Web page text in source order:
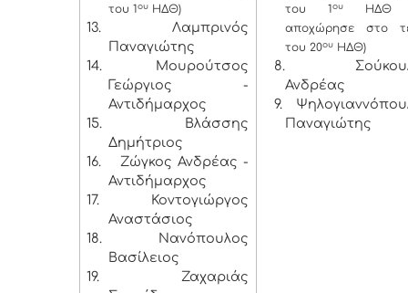
του 1 ουΗΔΘ)
13.
Λαμπρινός
Παναγιώτης
14.
Μουρούτσος
Γεώργιος -
Αντιδήμαρχος
15.
Βλάσσης
Δημήτριος
16.
Ζώγκος Ανδρέας -
Αντιδήμαρχος
17.
Κοντογιώργος
Αναστάσιος
18.
Νανόπουλος
Βασίλειος
19.
Ζαχαριάς
του 1ου
ΗΔΘ
αποχώρησε στο
του 20ουΗΔΘ)
8.
Ανδρέας
9.
Παναγιώτης